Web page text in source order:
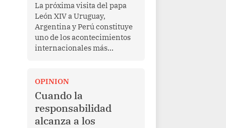
La próxima visita del papa
León XIV a Uruguay,
Argentina y Perú constituye
uno de los acontecimientos
internacionales más
Más allá de su dimensión
religiosa, esta gira
representa una oportunidad
para reafirmar el valor del
diálogo, fortalecer los
OPINION
Cuando la
responsabilidad
alcanza a los